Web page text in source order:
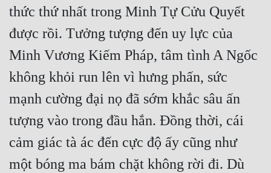
thức thứ nhất trong Minh Tự Cửu Quyết
được rồi. Tưởng tượng đến uy lực của
Minh Vương Kiếm Pháp, tâm tình A Ngốc
không khỏi run lên vì hưng phấn, sức
mạnh cường đại nọ đã sớm khắc sâu ấn
tượng vào trong đầu hắn. Đồng thời, cái
cảm giác tà ác đến cực độ ấy cũng như
một bóng ma bám chặt không rời đi. Dù